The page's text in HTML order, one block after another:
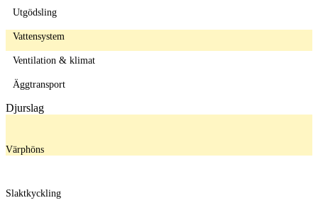
Utgödsling
Vattensystem
Ventilation & klimat
Äggtransport
Djurslag
Värphöns
Slaktkyckling